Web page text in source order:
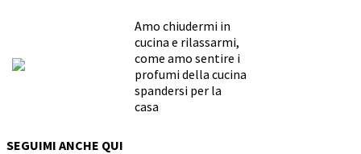
Amo chiudermi in
cucina e rilassarmi,
come amo sentire i
profumi della cucina
spandersi per la
casa
SEGUIMI ANCHE QUI